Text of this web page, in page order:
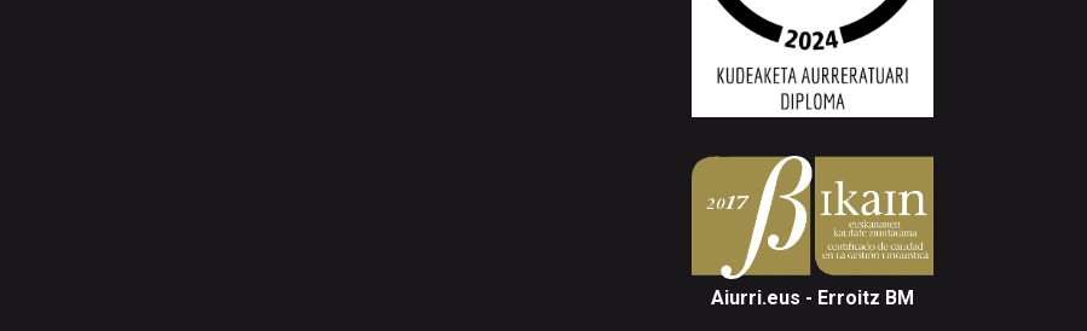
Aiurri.eus - Erroitz BM